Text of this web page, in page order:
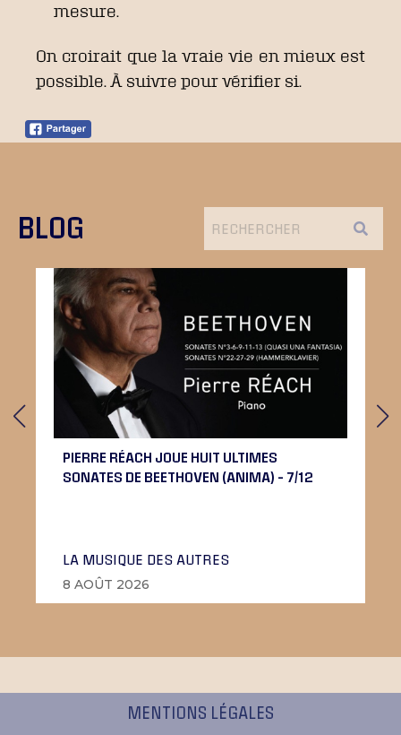
mesure.
On croirait que la vraie vie en mieux est
possible. À suivre pour vérifier si.
BLOG
PIERRE RÉACH JOUE HUIT ULTIMES
SONATES DE BEETHOVEN (ANIMA) – 7/12
LA MUSIQUE DES AUTRES
8 AOÛT 2026
MENTIONS LÉGALES